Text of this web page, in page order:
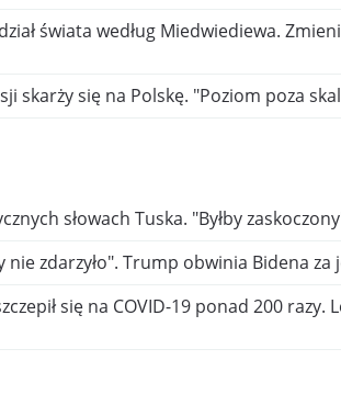
świata według Miedwiediewa.
skarży się na Polskę. "Poziom poza
słowach Tuska. "Byłby
nie zdarzyło". Trump obwinia Bidena za
się na COVID-19 ponad 200 razy.